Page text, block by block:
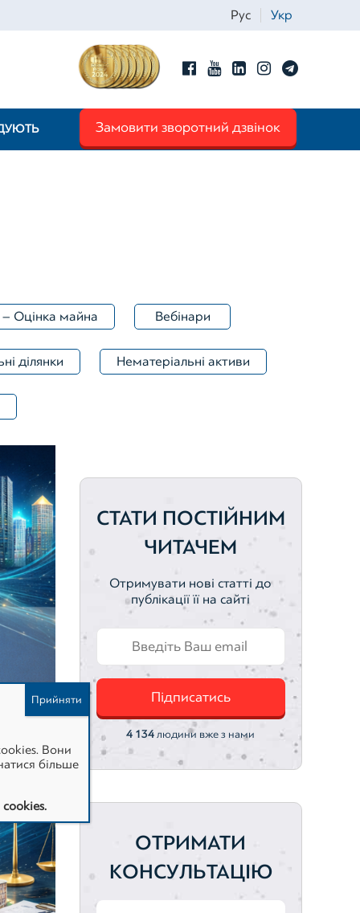
Рус Укр
Замовити зворотний дзвінок
– Оцінка майна Вебінари
ділянки Нематеріальні активи
СТАТИ ПОСТІЙНИМ
ЧИТАЧЕМ
Отримувати нові статті до
публікації її на сайті
Підписатись
4 134 людини вже з нами
ОТРИМАТИ
КОНСУЛЬТАЦІЮ
Вони
більше